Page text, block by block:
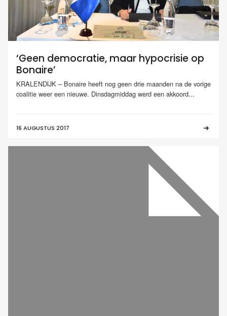
‘Geen democratie, maar hypocrisie op
Bonaire’
KRALENDIJK – Bonaire heeft nog geen drie maanden na de vorige
coalitie weer een nieuwe. Dinsdagmiddag werd een akkoord...
16 AUGUSTUS 2017